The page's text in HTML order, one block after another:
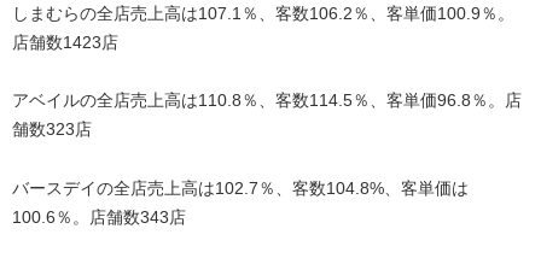
しまむらの全店売上高は107.1％、客数106.2％、客単価100.9％。
店舗数1423店
アベイルの全店売上高は110.8％、客数114.5％、客単価96.8％。店
舗数323店
バースデイの全店売上高は102.7％、客数104.8%、客単価は
100.6％。店舗数343店